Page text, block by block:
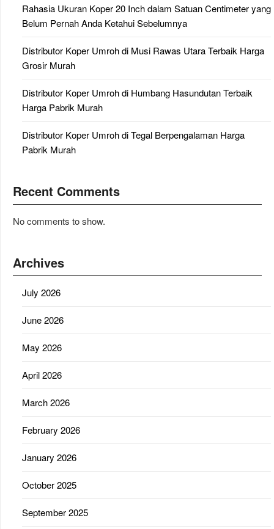
Rahasia Ukuran Koper 20 Inch dalam Satuan Centimeter yang
Belum Pernah Anda Ketahui Sebelumnya
Distributor Koper Umroh di Musi Rawas Utara Terbaik Harga
Grosir Murah
Distributor Koper Umroh di Humbang Hasundutan Terbaik
Harga Pabrik Murah
Distributor Koper Umroh di Tegal Berpengalaman Harga
Pabrik Murah
Recent Comments
No comments to show.
Archives
July 2026
June 2026
May 2026
April 2026
March 2026
February 2026
January 2026
October 2025
September 2025